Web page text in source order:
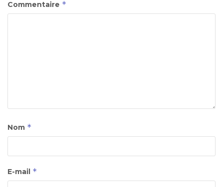
Commentaire *
Nom *
E-mail *